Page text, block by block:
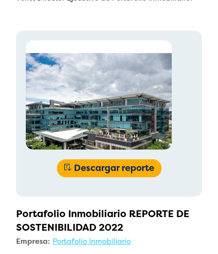
Descargar reporte
Portafolio Inmobiliario REPORTE DE
SOSTENIBILIDAD 2022
Empresa: Portafolio Inmobiliario